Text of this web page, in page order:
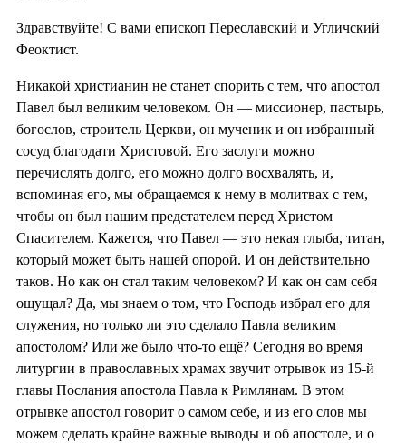
Здравствуйте! С вами епископ Переславский и Угличский
Феоктист.
Никакой христианин не станет спорить с тем, что апостол
Павел был великим человеком. Он — миссионер, пастырь,
богослов, строитель Церкви, он мученик и он избранный
сосуд благодати Христовой. Его заслуги можно
перечислять долго, его можно долго восхвалять, и,
вспоминая его, мы обращаемся к нему в молитвах с тем,
чтобы он был нашим предстателем перед Христом
Спасителем. Кажется, что Павел — это некая глыба, титан,
который может быть нашей опорой. И он действительно
таков. Но как он стал таким человеком? И как он сам себя
ощущал? Да, мы знаем о том, что Господь избрал его для
служения, но только ли это сделало Павла великим
апостолом? Или же было что-то ещё? Сегодня во время
литургии в православных храмах звучит отрывок из 15-й
главы Послания апостола Павла к Римлянам. В этом
отрывке апостол говорит о самом себе, и из его слов мы
можем сделать крайне важные выводы и об апостоле, и о